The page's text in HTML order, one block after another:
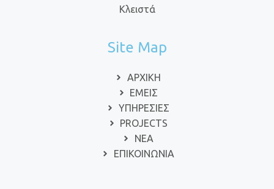
Κλειστά
Site Map
ΑΡΧΙΚΗ
ΕΜΕΙΣ
ΥΠΗΡΕΣΙΕΣ
PROJECTS
ΝΕΑ
ΕΠΙΚΟΙΝΩΝΙΑ